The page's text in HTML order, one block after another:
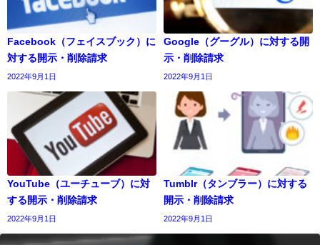
Facebook（フェイスブック）に
対する開示・削除請求
2022年9月1日
Google（グーグル）に対する開
示・削除請求
2022年9月1日
YouTube（ユーチューブ）に対
する開示・削除請求
2022年9月1日
Tumblr（タンブラー）に対する
開示・削除請求
2022年9月1日